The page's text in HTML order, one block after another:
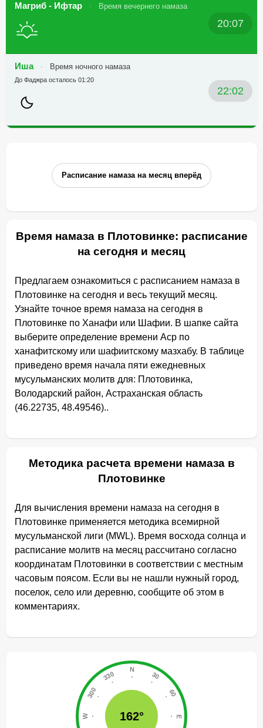
Магриб - Ифтар Время вечернего намаза
20:07
Иша Время ночного намаза
22:02
До Фаджра осталось 01:20
Расписание намаза на месяц вперёд
Время намаза в Плотовинке: расписание
на сегодня и месяц
Предлагаем ознакомиться с расписанием намаза в
Плотовинке на сегодня и весь текущий месяц.
Узнайте точное время намаза на сегодня в
Плотовинке по Ханафи или Шафии. В шапке сайта
выберите определение времени Аср по
ханафитскому или шафиитскому мазхабу. В таблице
приведено время начала пяти ежедневных
мусульманских молитв для: Плотовинка,
Володарский район, Астраханская область
(46.22735, 48.49546)..
Методика расчета времени намаза в
Плотовинке
Для вычисления времени намаза на сегодня в
Плотовинке применяется методика всемирной
мусульманской лиги (MWL). Время восхода солнца и
расписание молитв на месяц рассчитано согласно
координатам Плотовинки в соответствии с местным
часовым поясом. Если вы не нашли нужный город,
поселок, село или деревню, сообщите об этом в
комментариях.
162°